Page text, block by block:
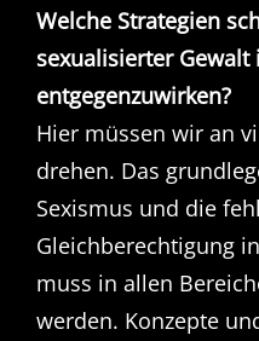
Welche Strategien
sexualisierter
entgegenzuwirken?
Hier müssen wir an
drehen. Das
Sexismus und die
Gleichberechtigung
muss in allen
werden. Konzepte